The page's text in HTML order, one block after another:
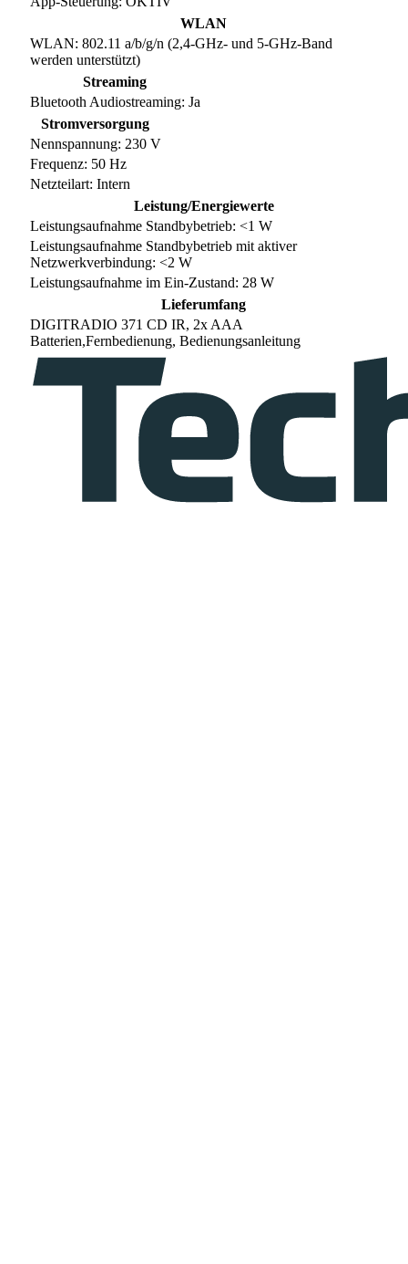
WLAN
WLAN: 802.11 a/b/g/n (2,4-GHz- und 5-GHz-Band
werden unterstützt)
Streaming
Bluetooth Audiostreaming: Ja
Stromversorgung
Nennspannung: 230 V
Frequenz: 50 Hz
Netzteilart: Intern
Leistung/Energiewerte
Leistungsaufnahme Standbybetrieb: <1 W
Leistungsaufnahme Standbybetrieb mit aktiver
Netzwerkverbindung: <2 W
Leistungsaufnahme im Ein-Zustand: 28 W
Lieferumfang
DIGITRADIO 371 CD IR, 2x AAA
Batterien,Fernbedienung, Bedienungsanleitung